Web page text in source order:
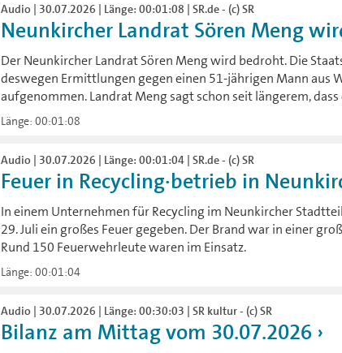
Audio | 30.07.2026 | Länge: 00:01:08 | SR.de - (c) SR
Neunkircher Landrat Sören Meng
Der Neunkircher Landrat Sören Meng wird bedroht. Die
deswegen Ermittlungen gegen einen 51-jährigen Mann aus
aufgenommen. Landrat Meng sagt schon seit längerem,
Länge: 00:01:08
Audio | 30.07.2026 | Länge: 00:01:04 | SR.de - (c) SR
Feuer in Recycling·betrieb in
In einem Unternehmen für Recycling im Neunkircher
29. Juli ein großes Feuer gegeben. Der Brand war in einer
Rund 150 Feuerwehrleute waren im Einsatz.
Länge: 00:01:04
Audio | 30.07.2026 | Länge: 00:30:03 | SR kultur - (c) SR
Bilanz am Mittag vom 30.07.2026